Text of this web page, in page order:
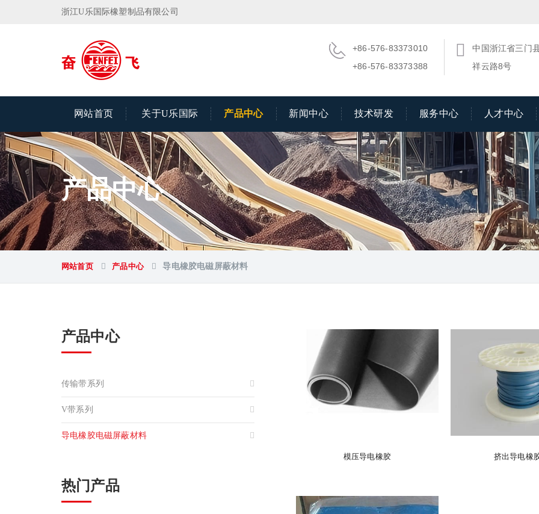
浙江U乐国际橡塑制品有限公司
中国浙江省三门
祥云路8号
+86-576-83373010
+86-576-83373388
网站首页 关于U乐国际 产品中心 新闻中心 技术研发 服务中心 人才中心
产品中心
网站首页 产品中心 导电橡胶电磁屏蔽材料
产品中心
传输带系列
V带系列
导电橡胶电磁屏蔽材料
热门产品
模压导电橡胶 挤出导电橡